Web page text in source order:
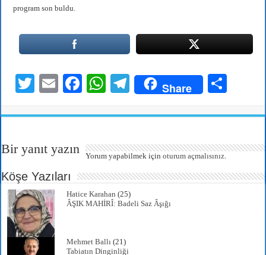
program son buldu.
T
tte
E
ail
Fa
bo
ok
W
ts
A
pp
Te
gr
a
m
Share
re
Bir yanıt yazın Yorum yapabilmek içinoturum açmalısınız
Köşe Yazıları
Hatice Karahan (25)
ÂŞIK MAHİRÎ: Badeli Saz Âşığı
Mehmet Ballı (21)
Tabiatın Dinginliği